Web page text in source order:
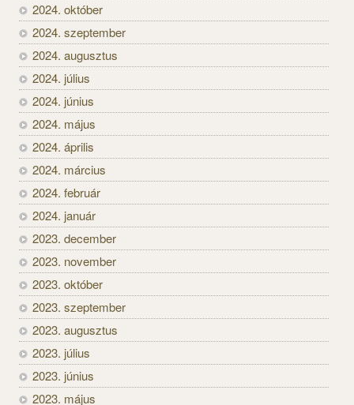
2024. október
2024. szeptember
2024. augusztus
2024. július
2024. június
2024. május
2024. április
2024. március
2024. február
2024. január
2023. december
2023. november
2023. október
2023. szeptember
2023. augusztus
2023. július
2023. június
2023. május